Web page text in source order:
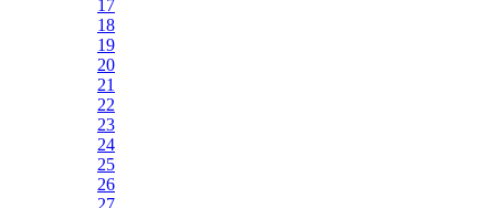
17
18
19
20
21
22
23
24
25
26
27